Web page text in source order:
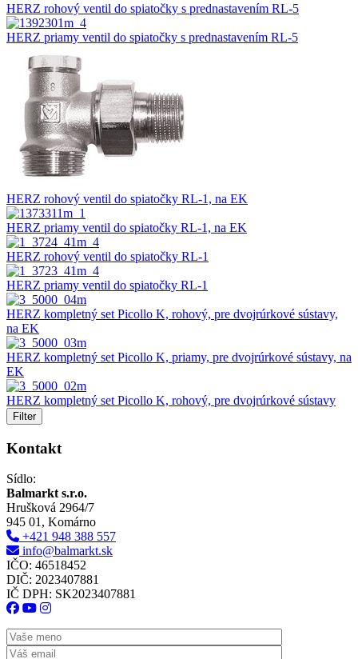
HERZ rohový ventil do spiatočky s prednastavením RL-5
HERZ priamy ventil do spiatočky s prednastavením RL-5
HERZ rohový ventil do spiatočky RL-1, na EK
HERZ priamy ventil do spiatočky RL-1, na EK
HERZ rohový ventil do spiatočky RL-1
HERZ priamy ventil do spiatočky RL-1
HERZ kompletný set Picollo K, rohový, pre dvojrúrkové sústavy,
na EK
HERZ kompletný set Picollo K, priamy, pre dvojrúrkové sústavy, na
EK
HERZ kompletný set Picollo K, rohový, pre dvojrúrkové sústavy
Filter
Kontakt
Sídlo:
Balmarkt s.r.o.
Hrušková 2964/7
945 01, Komárno
+421 948 388 557
info@balmarkt.sk
IČO: 46518452
DIČ: 2023407881
IČ DPH: SK2023407881